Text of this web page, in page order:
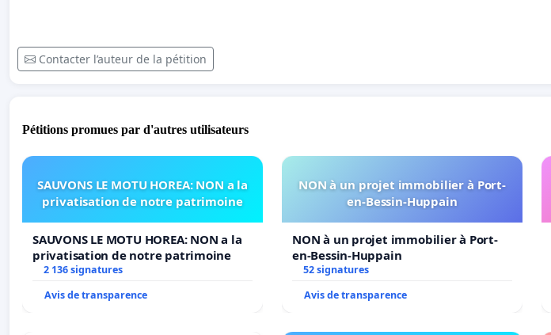
Contacter l’auteur de la pétition
Pétitions promues par d'autres utilisateurs
SAUVONS LE MOTU HOREA: NON a la
privatisation de notre patrimoine
SAUVONS LE MOTU HOREA: NON a la
privatisation de notre patrimoine
2 136 signatures
Avis de transparence
NON à un projet immobilier à Port-
en-Bessin-Huppain
NON à un projet immobilier à Port-
en-Bessin-Huppain
52 signatures
Avis de transparence